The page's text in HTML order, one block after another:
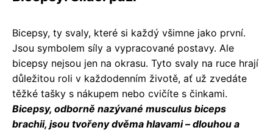
Bicepsy, ty svaly, které si každý všimne jako první.
Jsou symbolem síly a vypracované postavy. Ale
bicepsy nejsou jen na okrasu. Tyto svaly na ruce hrají
důležitou roli v každodenním životě, ať už zvedáte
těžké tašky s nákupem nebo cvičíte s činkami.
Bicepsy, odborně nazývané musculus biceps
brachii, jsou tvořeny dvěma hlavami – dlouhou a